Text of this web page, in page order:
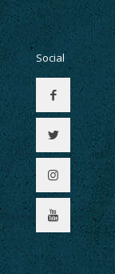
Social